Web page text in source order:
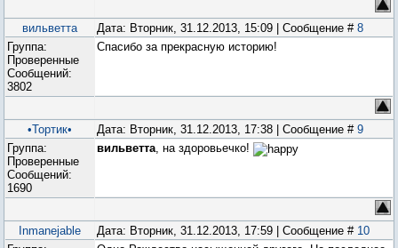
вильветта Дата: Вторник, 31.12.2013, 15:09 | Сообщение # 8
Группа:
Проверенные
Сообщений:
3802
Спасибо за прекрасную историю!
•Тортик• Дата: Вторник, 31.12.2013, 17:38 | Сообщение # 9
Группа:
Проверенные
Сообщений:
1690
вильветта, на здоровьечко!
Inmanejable Дата: Вторник, 31.12.2013, 17:59 | Сообщение # 10